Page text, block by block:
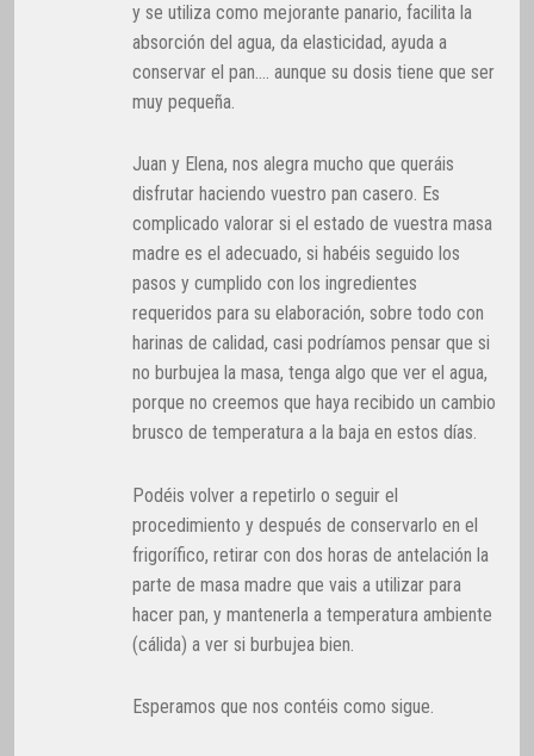
y se utiliza como mejorante panario, facilita la
absorción del agua, da elasticidad, ayuda a
conservar el pan…. aunque su dosis tiene que ser
muy pequeña.
Juan y Elena, nos alegra mucho que queráis
disfrutar haciendo vuestro pan casero. Es
complicado valorar si el estado de vuestra masa
madre es el adecuado, si habéis seguido los
pasos y cumplido con los ingredientes
requeridos para su elaboración, sobre todo con
harinas de calidad, casi podríamos pensar que si
no burbujea la masa, tenga algo que ver el agua,
porque no creemos que haya recibido un cambio
brusco de temperatura a la baja en estos días.
Podéis volver a repetirlo o seguir el
procedimiento y después de conservarlo en el
frigorífico, retirar con dos horas de antelación la
parte de masa madre que vais a utilizar para
hacer pan, y mantenerla a temperatura ambiente
(cálida) a ver si burbujea bien.
Esperamos que nos contéis como sigue.